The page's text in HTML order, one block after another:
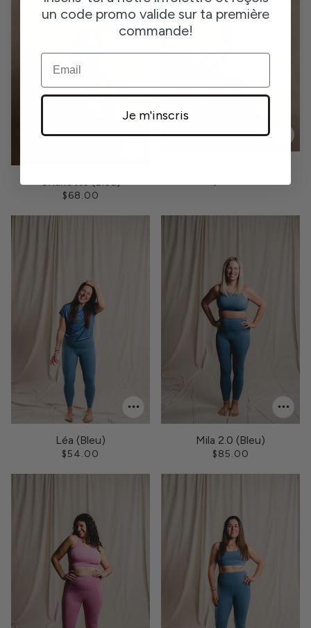
Charlotte (Bleu)
$68.00
Léa (Bleu)
$54.00
Mila 2.0 (Bleu)
$85.00
un code promo valide sur ta première
commande!
EMAIL
Je m'inscris